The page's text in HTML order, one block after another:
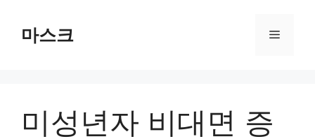
마스크 메
미성년자 비대면 증